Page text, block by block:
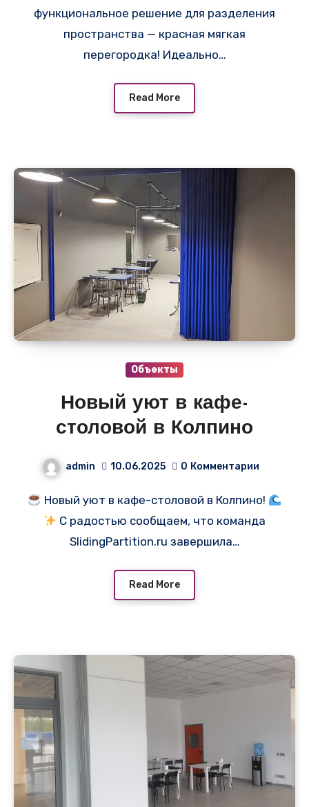
функциональное решение для разделения
пространства — красная мягкая
перегородка! Идеально…
Read More
Объекты
Новый уют в кафе-
столовой в Колпино
admin 10.06.2025 0 Комментарии
Новый уют в кафе-столовой в Колпино!
С радостью сообщаем, что команда
SlidingPartition.ru завершила…
Read More